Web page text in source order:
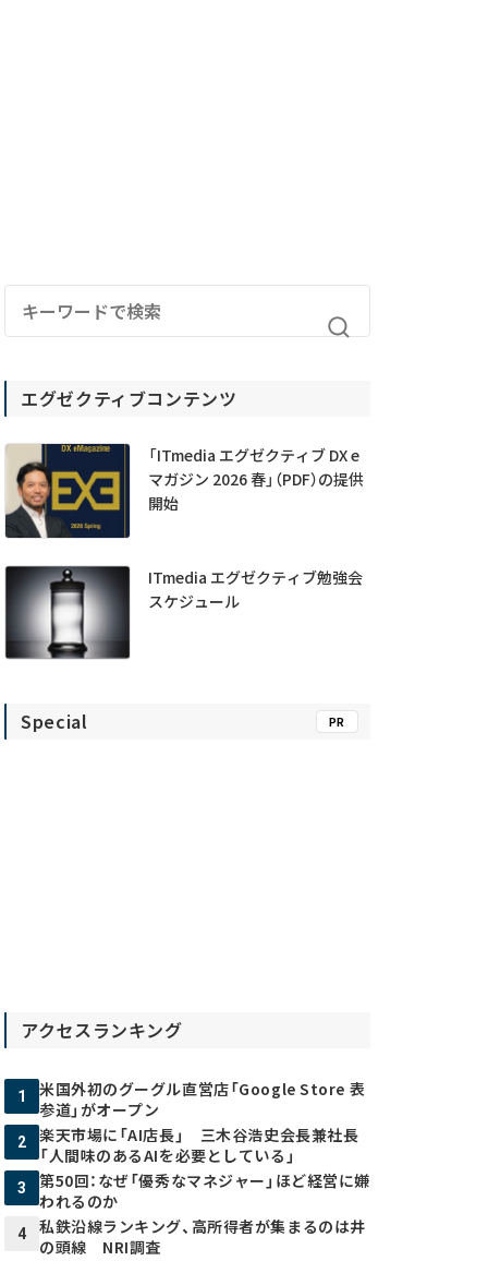
エグゼクティブコンテンツ
「ITmedia エグゼクティブ DX e
マガジン 2026 春」（PDF）の提供
開始
ITmedia エグゼクティブ勉強会
スケジュール
Special PR
アクセスランキング
1
米国外初のグーグル直営店「Google Store 表
参道」がオープン
2
楽天市場に「AI店長」 三木谷浩史会長兼社長
「人間味のあるAIを必要としている」
3
第50回：なぜ「優秀なマネジャー」ほど経営に嫌
われるのか
4
私鉄沿線ランキング、高所得者が集まるのは井
の頭線 NRI調査